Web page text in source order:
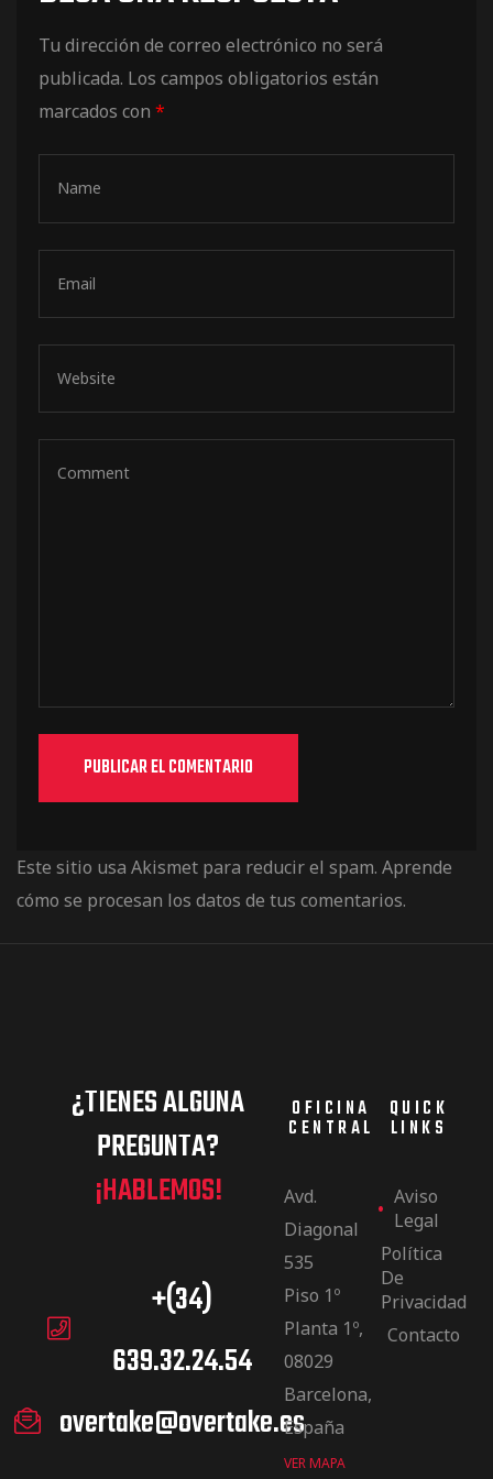
Tu dirección de correo electrónico no será
publicada. Los campos obligatorios están
marcados con *
Este sitio usa Akismet para reducir el spam. Aprende
cómo se procesan los datos de tus comentarios.
¿TIENES ALGUNA
PREGUNTA?
¡HABLEMOS!
+(34)
639.32.24.54
overtake@overtake.es
OFICINA
CENTRAL
Avd.
Diagonal
535
Piso 1º
Planta 1º,
08029
Barcelona,
España
VER MAPA
QUICK
LINKS
Aviso
Legal
Política
De
Privacidad
Contacto